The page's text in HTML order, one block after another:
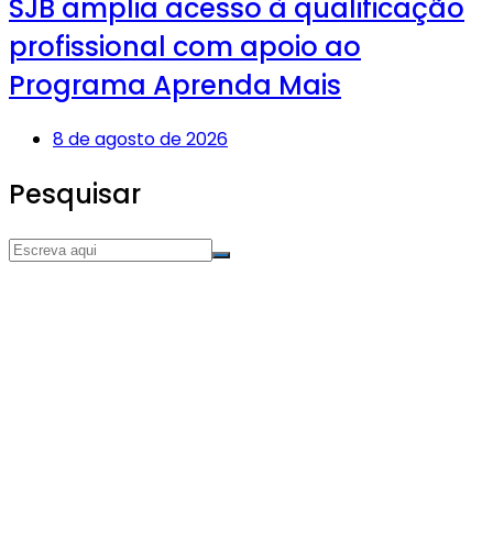
SJB amplia acesso à qualificação
profissional com apoio ao
Programa Aprenda Mais
8 de agosto de 2026
Pesquisar